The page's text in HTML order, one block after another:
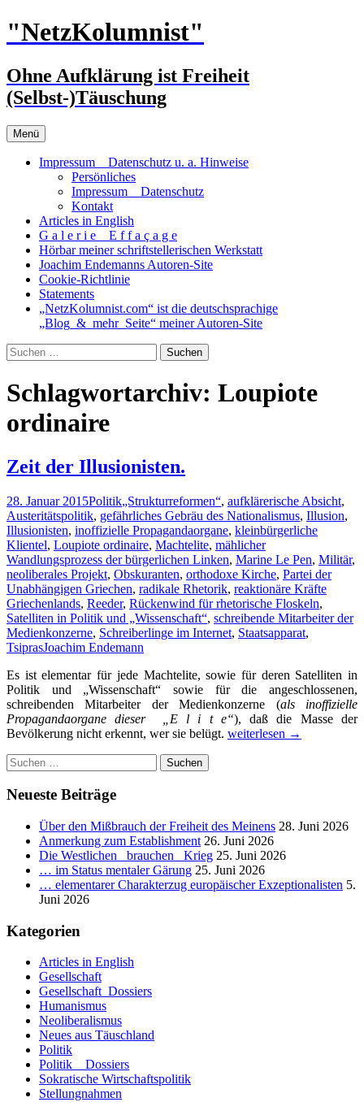
Zum
Inhalt
"NetzKolumnist"
Ohne Aufklärung ist Freiheit
(Selbst-)Täuschung
Menü
Impressum _ Datenschutz u. a. Hinweise
Persönliches
Impressum _ Datenschutz
Kontakt
Articles in English
G a l e r i e _ E f f a ç a g e
Hörbar meiner schriftstellerischen Werkstatt
Joachim Endemanns Autoren-Site
Cookie-Richtlinie
Statements
„NetzKolumnist.com“ ist die deutschsprachige
„Blog_&_mehr_Seite“ meiner Autoren-Site
Suchen
nach:
Schlagwortarchiv: Loupiote
ordinaire
Zeit der Illusionisten.
28. Januar 2015Politik„Strukturreformen“, aufklärerische Absicht,
Austeritätspolitik, gefährliches Gebräu des Nationalismus, Illusion,
Illusionisten, inoffizielle Propagandaorgane, kleinbürgerliche
Klientel, Loupiote ordinaire, Machtelite, mählicher
Wandlungsprozess der bürgerlichen Linken, Marine Le Pen, Militär,
neoliberales Projekt, Obskuranten, orthodoxe Kirche, Partei der
Unabhängigen Griechen, radikale Rhetorik, reaktionäre Kräfte
Griechenlands, Reeder, Rückenwind für rhetorische Floskeln,
Satelliten in Politik und „Wissenschaft“, schreibende Mitarbeiter der
Medienkonzerne, Schreiberlinge im Internet, Staatsapparat,
TsiprasJoachim Endemann
Es ist elementar für jede Machtelite, sowie für deren Satelliten in
Politik und „Wissenschaft“ sowie für die angeschlossenen,
schreibenden Mitarbeiter der Medienkonzerne (als inoffizielle
Propagandaorgane dieser „E l i t e“), daß die Masse der
Bevölkerung nicht erkennt, wer sie belügt. Zeit
weiterlesen →
Suchen
nach:
Neueste Beiträge
Über den Mißbrauch der Freiheit des Meinens 28. Juni 2026
Anmerkung zum Establishment 26. Juni 2026
Die Westlichen _brauchen_ Krieg 25. Juni 2026
… im Status mentaler Gärung 25. Juni 2026
… elementarer Charakterzug europäischer Exzeptionalisten 5.
Juni 2026
Kategorien
Articles in English
Gesellschaft
Gesellschaft_Dossiers
Humanismus
Neoliberalismus
Neues aus Täuschland
Politik
Politik _ Dossiers
Sokratische Wirtschaftspolitik
Stellungnahmen